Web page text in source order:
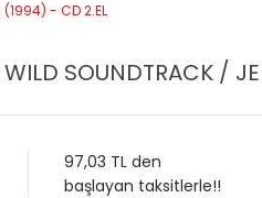
(1994) - CD 2.EL
WILD SOUNDTRACK /
97,03 TL den
başlayan taksitlerle!!